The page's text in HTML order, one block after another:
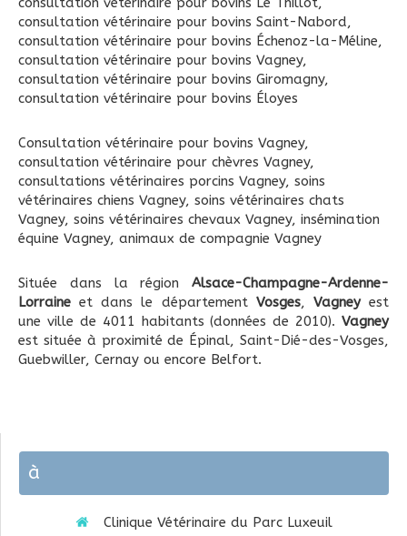
consultation vétérinaire pour bovins Saint-Nabord,
consultation vétérinaire pour bovins Échenoz-la-Méline,
consultation vétérinaire pour bovins Vagney,
consultation vétérinaire pour bovins Giromagny,
consultation vétérinaire pour bovins Éloyes
Consultation vétérinaire pour bovins Vagney,
consultation vétérinaire pour chèvres Vagney,
consultations vétérinaires porcins Vagney, soins
vétérinaires chiens Vagney, soins vétérinaires chats
Vagney, soins vétérinaires chevaux Vagney, insémination
équine Vagney, animaux de compagnie Vagney
Située dans la région Alsace-Champagne-Ardenne-
Lorraine et dans le département Vosges, Vagneyest
une ville de 4011 habitants (données de 2010). Vagney
est située à proximité de Épinal, Saint-Dié-des-Vosges,
Guebwiller, Cernay ou encore Belfort.
à
Clinique Vétérinaire du Parc Luxeuil